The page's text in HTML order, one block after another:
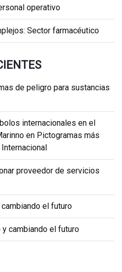
operativo
Sector farmacéutico
de peligro para sustancias
internacionales en el
en Pictogramas más
proveedor de servicios
el futuro
cambiando el futuro